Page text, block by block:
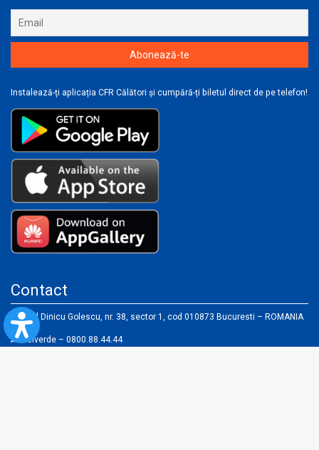
Instalează-ți aplicația CFR Călători și cumpără-ți biletul direct de pe telefon!
Contact
B-dul Dinicu Golescu, nr. 38, sector 1, cod 010873 Bucuresti – ROMANIA
Telverde – 0800.88.44.44